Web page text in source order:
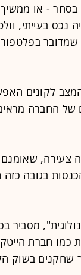
- או ממשיך
נכס בעייתי,
שמדובר
לקונים
של החברה
צעירה,
בגובה
מסביר
חברת
שחקנים בשוק